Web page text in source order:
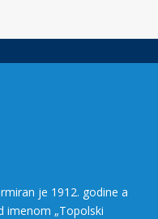
je 1912. godine a
imenom „Topolski